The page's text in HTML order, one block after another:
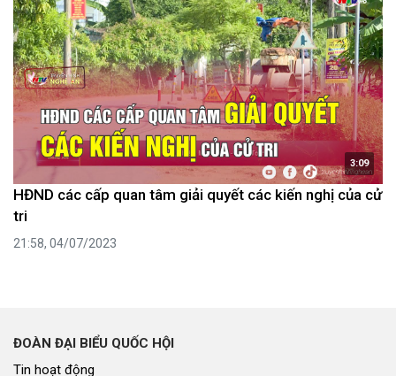
3:09
HĐND các cấp quan tâm giải quyết các kiến nghị của cử
tri
21:58, 04/07/2023
ĐOÀN ĐẠI BIỂU QUỐC HỘI
Tin hoạt động